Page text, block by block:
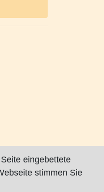
eingebettete
stimmen Sie